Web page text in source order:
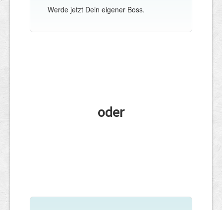
Werde jetzt Dein eigener Boss.
oder